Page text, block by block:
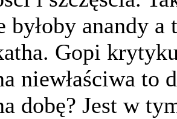
byłoby anandy
Gopi
niewłaściwa to
dobę? Jest w